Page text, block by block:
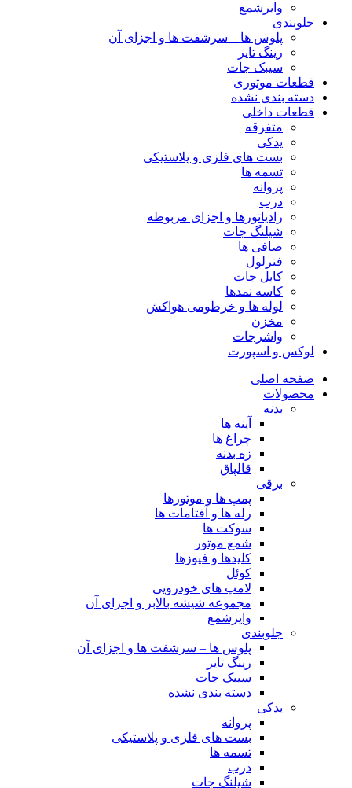
وایرشمع
جلوبندی
پلوس ها – سرشفت ها و اجزای آن
رینگ تایر
سیبک جات
قطعات موتوری
دسته بندی نشده
قطعات داخلی
متفرقه
یدکی
بست های فلزی و پلاستیکی
تسمه ها
پروانه
درب
رادیاتورها و اجزای مربوطه
شیلنگ جات
صافی ها
فنرلول
کابل جات
کاسه نمدها
لوله ها و خرطومی هواکش
مخزن
واشرجات
لوکس و اسپورت
صفحه اصلی
محصولات
بدنه
آینه ها
چراغ ها
زه بدنه
قالپاق
برقی
پمپ ها و موتورها
رله ها و آفتامات ها
سوکت ها
شمع موتور
کلیدها و فیوزها
کوئل
لامپ های خودرویی
مجموعه شیشه بالابر و اجزای آن
وایرشمع
جلوبندی
پلوس ها – سرشفت ها و اجزای آن
رینگ تایر
سیبک جات
دسته بندی نشده
یدکی
پروانه
بست های فلزی و پلاستیکی
تسمه ها
درب
شیلنگ جات